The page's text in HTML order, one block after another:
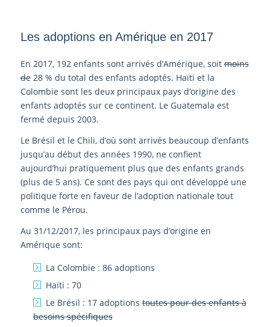
Les adoptions en Amérique en 2017
En 2017, 192 enfants sont arrivés d’Amérique, soitmoins
de28 % du total des enfants adoptés. Haïti et la
Colombie sont les deux principaux pays d’origine des
enfants adoptés sur ce continent. Le Guatemala est
fermé depuis 2003.
Le Brésil et le Chili, d’où sont arrivés beaucoup d’enfants
jusqu’au début des années 1990, ne confient
aujourd’hui pratiquement plus que des enfants grands
(plus de 5 ans). Ce sont des pays qui ont développé une
politique forte en faveur de l’adoption nationale tout
comme le Pérou.
Au 31/12/2017, les principaux pays d’origine en
Amérique sont:
La Colombie : 86 adoptions
Haïti : 70
Le Brésil : 17 adoptionstoutes pour des enfants à
besoins spécifiques